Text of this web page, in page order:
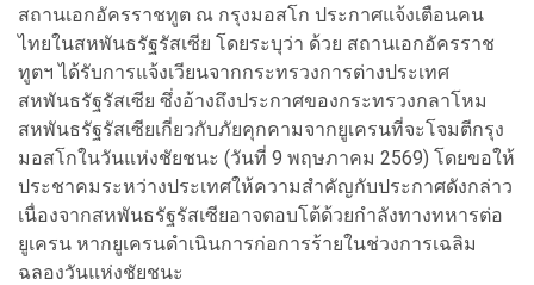
สถานเอกอัครราชทูต ณ กรุงมอสโก ประกาศแจ้งเตือนคน
ไทยในสหพันธรัฐรัสเซีย โดยระบุว่า ด้วย สถานเอกอัครราช
ทูตฯ ได้รับการแจ้งเวียนจากกระทรวงการต่างประเทศ
สหพันธรัฐรัสเซีย ซึ่งอ้างถึงประกาศของกระทรวงกลาโหม
สหพันธรัฐรัสเซียเกี่ยวกับภัยคุกคามจากยูเครนที่จะโจมตีกรุง
มอสโกในวันแห่งชัยชนะ (วันที่ 9 พฤษภาคม 2569) โดยขอให้
ประชาคมระหว่างประเทศให้ความสำคัญกับประกาศดังกล่าว
เนื่องจากสหพันธรัฐรัสเซียอาจตอบโต้ด้วยกำลังทางทหารต่อ
ยูเครน หากยูเครนดำเนินการก่อการร้ายในช่วงการเฉลิม
ฉลองวันแห่งชัยชนะ